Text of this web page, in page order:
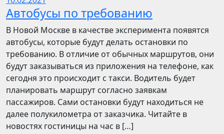
Автобусы по требованию
В Новой Москве в качестве эксперимента появятся
автобусы, которые будут делать остановки по
требованию. В отличие от обычных маршрутов, они
будут заказываться из приложения на телефоне, как
сегодня это происходит с такси. Водитель будет
планировать маршрут согласно заявкам
пассажиров. Сами остановки будут находиться не
далее полукилометра от заказчика. Читайте в
новостях гостиницы на час в […]